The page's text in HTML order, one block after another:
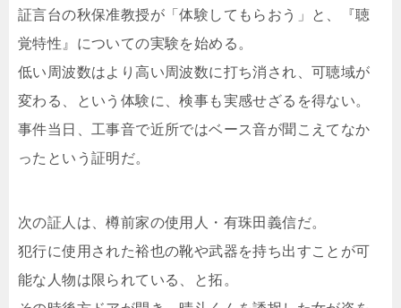
証言台の秋保准教授が「体験してもらおう」と、『聴
覚特性』についての実験を始める。
低い周波数はより高い周波数に打ち消され、可聴域が
変わる、という体験に、検事も実感せざるを得ない。
事件当日、工事音で近所ではベース音が聞こえてなか
ったという証明だ。
次の証人は、樽前家の使用人・有珠田義信だ。
犯行に使用された裕也の靴や武器を持ち出すことが可
能な人物は限られている、と拓。